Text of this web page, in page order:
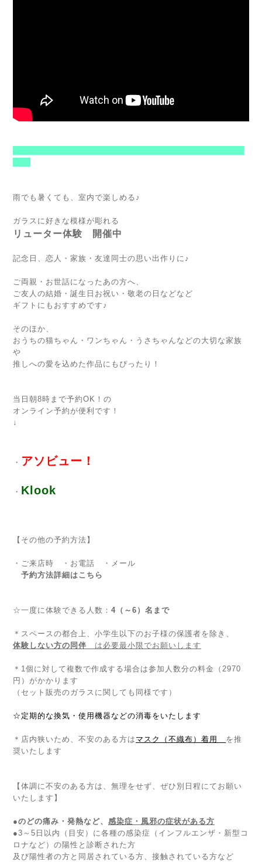
雨でも暑くても、室内で楽しめる♪
ガラスに好きな模様が彫れる
リューター体験 開催中
記念日、恋人・家族・友達同士の思い出作りに♪
ご両親・お世話になったあの方へ、
ご友人の結婚・誕生日お祝い・敬老の日などなど
ギフトにもおすすめです♪
そのほか、
おうちの猫ちゃん・ワンちゃん・うさちゃんなどの大切な家族
や
推しへの愛を込めた作品にもぴったり！
当日朝8時まで予約OK！の
オンライン予約が便利です！
↓
・ アソビュー！
・ Klook
【その他の予約方法】
・ご来店時 ・お電話 ・メール
予約方法詳細はこちら
☆一度に体験できる人数： 4（～6）名まで
＊スペースの都合上、小学生以下のお子様の保護者を除き、
体験しない方の同伴 は必要最小限でお願いします
＊1個に対して複数で作成する場合は参加人数分の料金（2970
円）がかかります
（セット販売のガラスに関しても同様です）
☆定期的な換気・使用機器などの消毒をいたします
＊店内狭いため、不安のある方は マスク（不織布）着用 を推
奨いたします
【体調に不安のある方は、無理をせず、ぜひ別日程にてお願い
いたします】
●のどの痛み・発熱など、 感染症・風邪の症状がある方
●3～5日以内（目安）に各種の感染症（インフルエンザ・新型コ
ロナなど）の陽性と診断された方
及び陽性者の方と同居されている方、接触されている方など